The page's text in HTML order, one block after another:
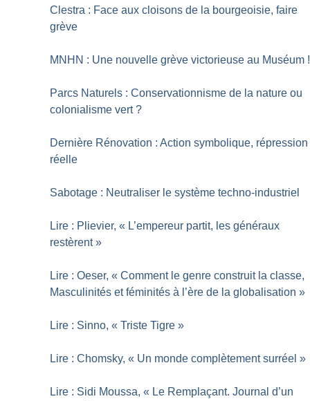
Clestra : Face aux cloisons de la bourgeoisie, faire
grève
MNHN : Une nouvelle grève victorieuse au Muséum !
Parcs Naturels : Conservationnisme de la nature ou
colonialisme vert ?
Dernière Rénovation : Action symbolique, répression
réelle
Sabotage : Neutraliser le système techno-industriel
Lire : Plievier, « L’empereur partit, les généraux
restèrent »
Lire : Oeser, « Comment le genre construit la classe,
Masculinités et féminités à l’ère de la globalisation »
Lire : Sinno, « Triste Tigre »
Lire : Chomsky, « Un monde complètement surréel »
Lire : Sidi Moussa, « Le Remplaçant. Journal d’un